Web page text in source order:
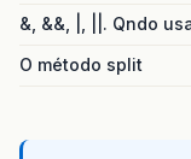
&, &&, |, ||. Qndo
O método split